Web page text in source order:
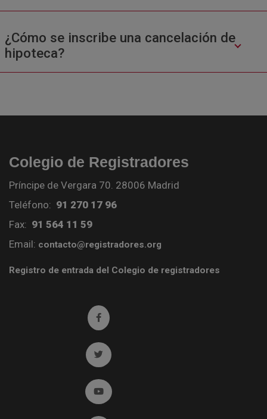
¿Cómo se inscribe una cancelación de
hipoteca?
Colegio de Registradores
Príncipe de Vergara 70. 28006 Madrid
Teléfono: 91 270 17 96
Fax: 91 564 11 59
Email: contacto@registradores.org
Registro de entrada del Colegio de registradores
Ir a facebook (abre en ventana nueva)
Ir a twitter (abre en ventana nueva)
Ir a YouTube (abre en ventana nueva)